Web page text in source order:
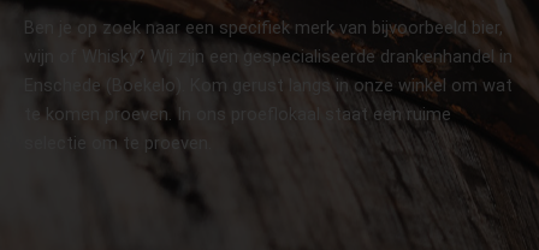
Ben je op zoek naar een specifiek merk van bijvoorbeeld bier,
wijn of Whisky? Wij zijn een gespecialiseerde drankenhandel in
Enschede (Boekelo). Kom gerust langs in onze winkel om wat
te komen proeven. In ons proeflokaal staat een ruime
selectie om te proeven.